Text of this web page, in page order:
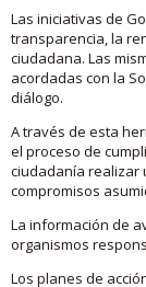
Las iniciativas de
transparencia, la
ciudadana. Las
acordadas con la
diálogo.
A través de esta
el proceso de
ciudadanía realizar
compromisos
La información de
organismos
Los planes de